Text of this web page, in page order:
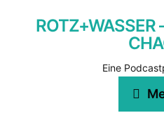
ROTZ+WASSER
Eine